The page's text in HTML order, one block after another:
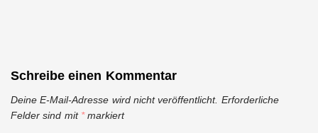
Schreibe einen Kommentar
Deine E-Mail-Adresse wird nicht veröffentlicht. Erforderliche
Felder sind mit *markiert